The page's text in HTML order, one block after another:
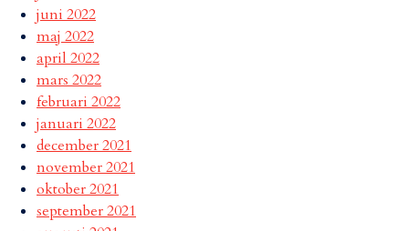
juni 2022
maj 2022
april 2022
mars 2022
februari 2022
januari 2022
december 2021
november 2021
oktober 2021
september 2021